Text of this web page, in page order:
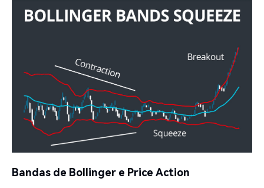
Bandas de Bollinger e Price Action